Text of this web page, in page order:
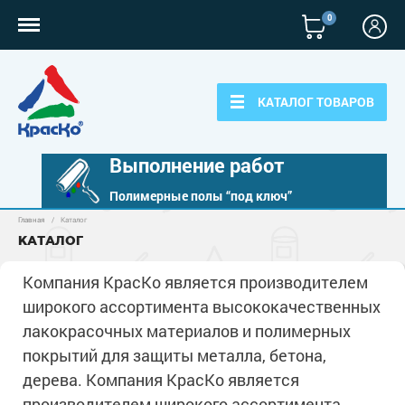
0
КАТАЛОГ ТОВАРОВ
Выполнение работ
Полимерные полы “под ключ”
Полимерные наливные полы
Эпоксидные полы
Водно-эпоксидные наливные полы
Эпоксидный ровнитель бетона
Грунтовки
Для бетонных полов
Полиуретановые полы
Эпоксидные полы
Краски для бетона
Пропитки для бетона
Для металла
Грунт-эмали по металлу
Защита в один слой
Для фасадов
Краски для фасадов
Главная / Каталог
КАТАЛОГ
Компания КрасКо является производителем
широкого ассортимента высококачественных
лакокрасочных материалов и полимерных
покрытий для защиты металла, бетона,
дерева. Компания КрасКо является